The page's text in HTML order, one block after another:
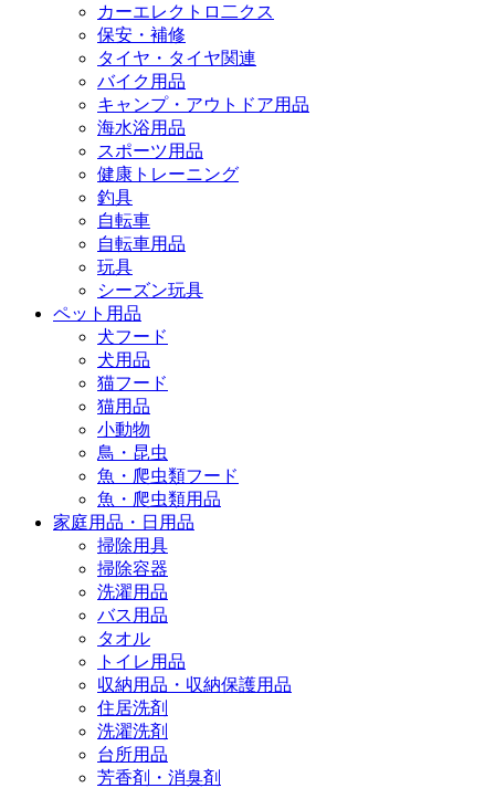
カーエレクトロ二クス
保安・補修
タイヤ・タイヤ関連
バイク用品
キャンプ・アウトドア用品
海水浴用品
スポーツ用品
健康トレーニング
釣具
自転車
自転車用品
玩具
シーズン玩具
ペット用品
犬フード
犬用品
猫フード
猫用品
小動物
鳥・昆虫
魚・爬虫類フード
魚・爬虫類用品
家庭用品・日用品
掃除用具
掃除容器
洗濯用品
バス用品
タオル
トイレ用品
収納用品・収納保護用品
住居洗剤
洗濯洗剤
台所用品
芳香剤・消臭剤